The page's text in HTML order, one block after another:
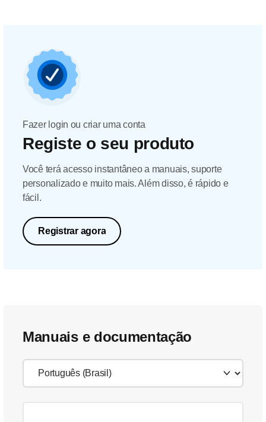
Fazer login ou criar uma conta
Registe o seu produto
Você terá acesso instantâneo a manuais, suporte
personalizado e muito mais. Além disso, é rápido e
fácil.
Registrar agora
Manuais e documentação